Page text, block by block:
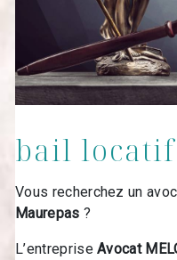
bail
Vous recherchez un
Maurepas ?
L’entrepriseAvocat